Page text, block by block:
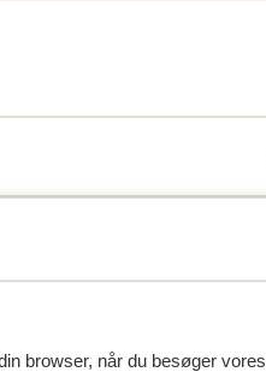
browser, når du besøger vores